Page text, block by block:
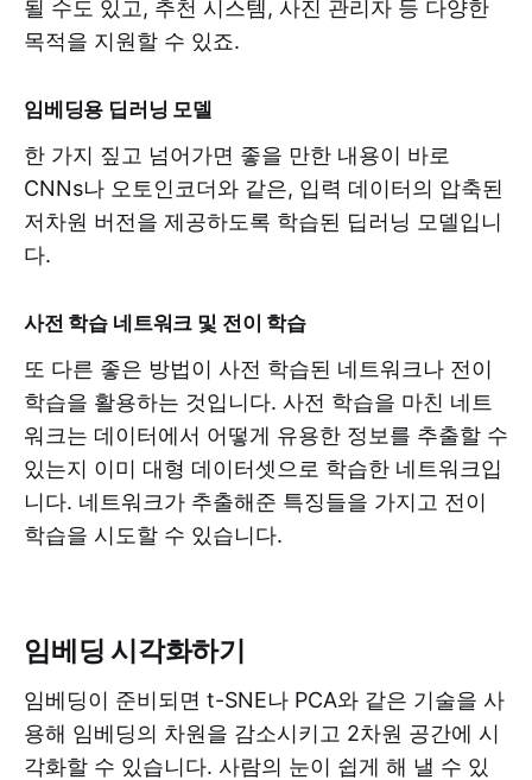
될 수도 있고, 추천 시스템, 사진 관리자 등 다양한
목적을 지원할 수 있죠.
임베딩용 딥러닝 모델
한 가지 짚고 넘어가면 좋을 만한 내용이 바로
CNNs나 오토인코더와 같은, 입력 데이터의 압축된
저차원 버전을 제공하도록 학습된 딥러닝 모델입니
다.
사전 학습 네트워크 및 전이 학습
또 다른 좋은 방법이 사전 학습된 네트워크나 전이
학습을 활용하는 것입니다. 사전 학습을 마친 네트
워크는 데이터에서 어떻게 유용한 정보를 추출할 수
있는지 이미 대형 데이터셋으로 학습한 네트워크입
니다. 네트워크가 추출해준 특징들을 가지고 전이
학습을 시도할 수 있습니다.
임베딩 시각화하기
임베딩이 준비되면 t-SNE나 PCA와 같은 기술을 사
용해 임베딩의 차원을 감소시키고 2차원 공간에 시
각화할 수 있습니다. 사람의 눈이 쉽게 해 낼 수 있